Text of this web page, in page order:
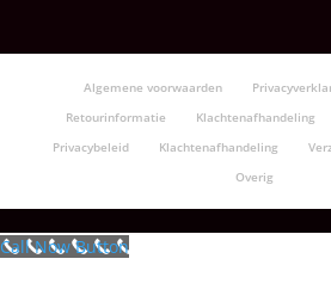
Algemene voorwaarden
Retourinformatie
Klachtenafhandeling
Privacybeleid
Klachtenafhandeling
Overig
Call Now Button